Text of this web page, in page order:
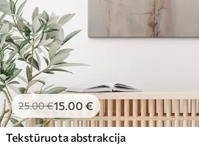
25.00€15.00 €
Tekstūruota abstrakcija